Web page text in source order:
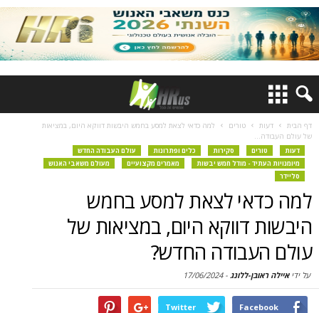
דף הבית דעות טורים
למה כדאי לצאת למסע בחמש היבשות דווקא היום, במציאות
של עולם העבודה...
דעות טורים סקירות כלים ופתרונות
עולם העבודה החדש
מיומנויות העתיד - מודל חמש יבשות
מאמרים מקצועיים
מעולם משאבי האנוש
סליידר
למה כדאי לצאת למסע בחמש
היבשות דווקא היום, במציאות של
עולם העבודה החדש?
על ידיאיילה ראובן-ללונג -
17/06/2024
Facebook
Twitter